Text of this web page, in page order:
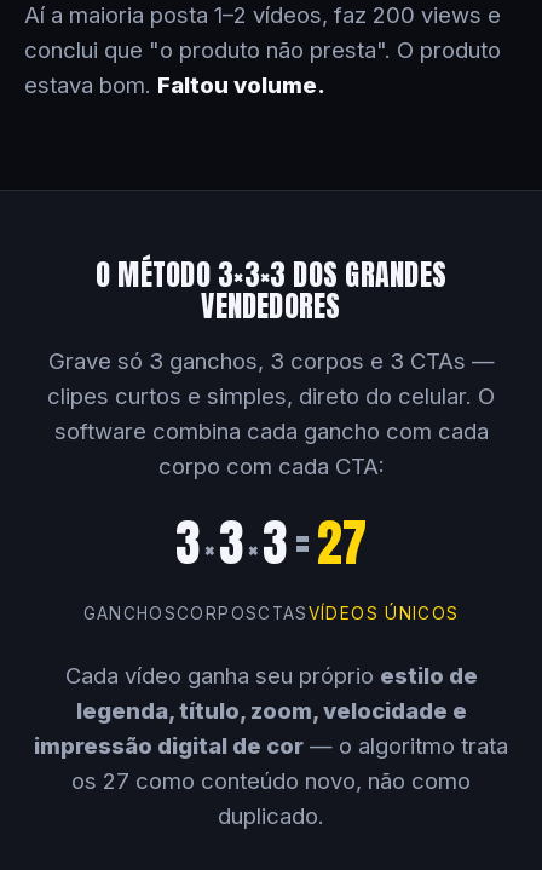
Aí a maioria posta 1–2 vídeos, faz 200 views e
conclui que "o produto não presta". O produto
estava bom. Faltou volume.
O MÉTODO 3×3×3 DOS GRANDES
VENDEDORES
Grave só 3 ganchos, 3 corpos e 3 CTAs —
clipes curtos e simples, direto do celular. O
software combina cada gancho com cada
corpo com cada CTA:
3×3×3=27
GANCHOSCORPOSCTASVÍDEOS ÚNICOS
Cada vídeo ganha seu próprio estilo de
legenda, título, zoom, velocidade e
impressão digital de cor — o algoritmo trata
os 27 como conteúdo novo, não como
duplicado.